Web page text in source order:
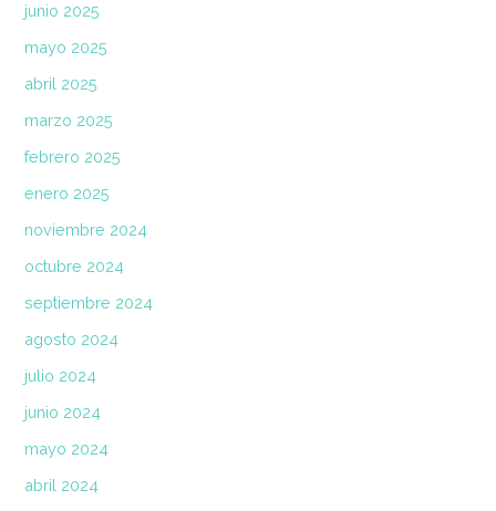
junio 2025
mayo 2025
abril 2025
marzo 2025
febrero 2025
enero 2025
noviembre 2024
octubre 2024
septiembre 2024
agosto 2024
julio 2024
junio 2024
mayo 2024
abril 2024